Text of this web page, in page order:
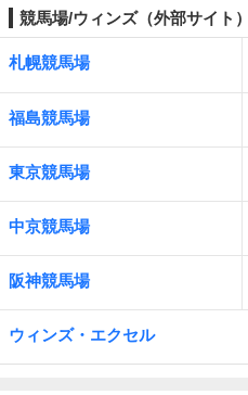
競馬場/ウィンズ（外部サイト）
札幌競馬場
福島競馬場
東京競馬場
中京競馬場
阪神競馬場
ウィンズ・エクセル